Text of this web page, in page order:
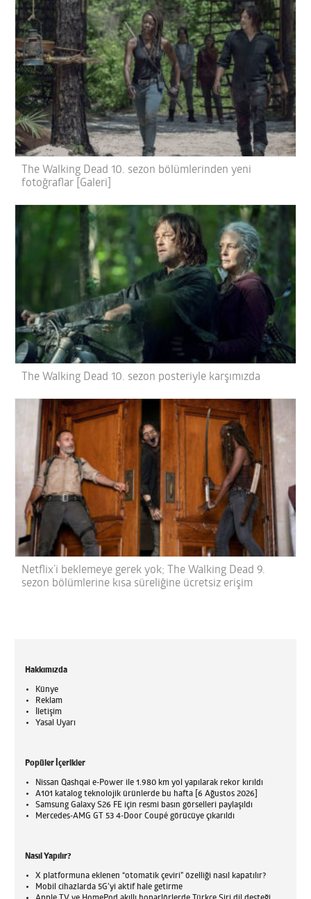
The Walking Dead 10. sezon bölümlerinden yeni
fotoğraflar [Galeri]
The Walking Dead 10. sezon posteriyle karşımızda
Netflix’i beklemeye gerek yok; The Walking Dead 9.
sezon bölümlerine kısa süreliğine ücretsiz erişim
Hakkımızda
Künye
Reklam
İletişim
Yasal Uyarı
Popüler İçerikler
Nissan Qashqai e-Power ile 1.980 km yol yapılarak rekor kırıldı
A101 katalog teknolojik ürünlerde bu hafta [6 Ağustos 2026]
Samsung Galaxy S26 FE için resmi basın görselleri paylaşıldı
Mercedes-AMG GT 53 4-Door Coupé görücüye çıkarıldı
Nasıl Yapılır?
X platformuna eklenen “otomatik çeviri” özelliği nasıl kapatılır?
Mobil cihazlarda 5G’yi aktif hale getirme